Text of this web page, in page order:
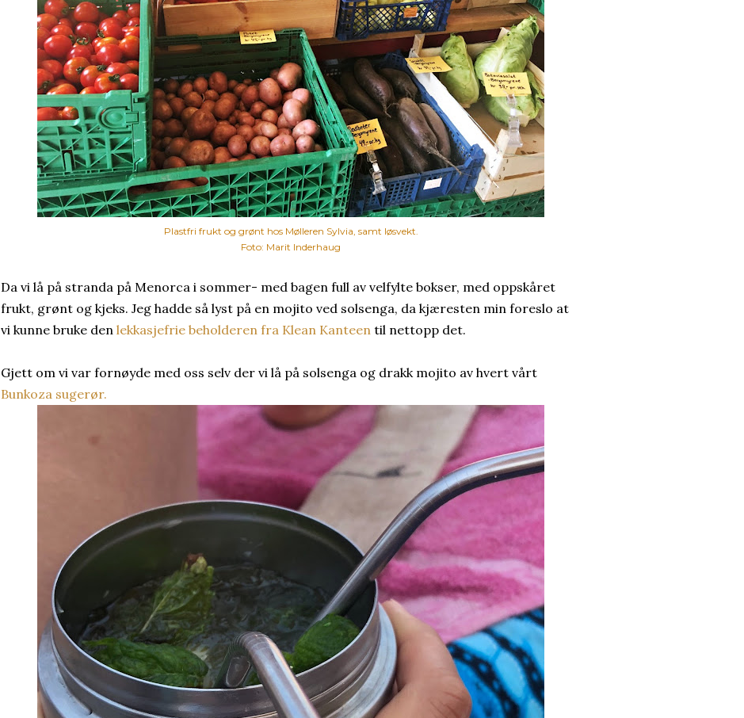
Plastfri frukt og grønt hos Mølleren Sylvia, samt løsvekt.
Foto: Marit Inderhaug
Da vi lå på stranda på Menorca i sommer- med bagen full av velfylte bokser, med oppskåret
frukt, grønt og kjeks. Jeg hadde så lyst på en mojito ved solsenga, da kjæresten min foreslo at
vi kunne bruke den lekkasjefrie beholderen fra Klean Kanteen til nettopp det.
Gjett om vi var fornøyde med oss selv der vi lå på solsenga og drakk mojito av hvert vårt
Bunkoza sugerør.